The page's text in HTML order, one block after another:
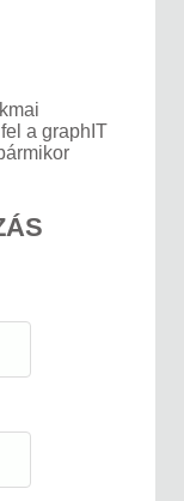
a graphIT